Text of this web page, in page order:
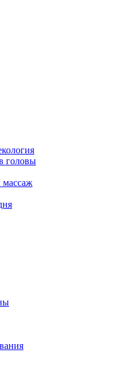
головы